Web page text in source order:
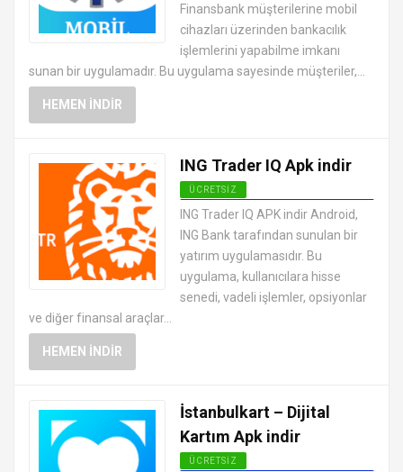
Finansbank müşterilerine mobil
cihazları üzerinden bankacılık
işlemlerini yapabilme imkanı
sunan bir uygulamadır. Bu uygulama sayesinde müşteriler,...
HEMEN İNDIR
ING Trader IQ Apk indir
ÜCRETSIZ
ANDROID FINANS UYGULAMALARI
APK
ING Trader IQ APK indir Android,
ING Bank tarafından sunulan bir
yatırım uygulamasıdır. Bu
uygulama, kullanıcılara hisse
senedi, vadeli işlemler, opsiyonlar
ve diğer finansal araçlar...
HEMEN İNDIR
İstanbulkart – Dijital
Kartım Apk indir
ÜCRETSIZ